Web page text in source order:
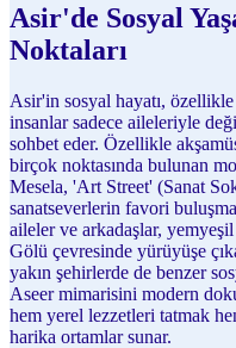
Asir'de Sosyal
Noktaları
Asir'in sosyal hayatı,
insanlar sadece aileleriyle
sohbet eder. Özellikle
birçok noktasında bulunan
Mesela, 'Art Street' (Sanat
sanatseverlerin favori
aileler ve arkadaşlar,
Gölü çevresinde yürüyüşe
yakın şehirlerde de benzer
Aseer mimarisini modern
hem yerel lezzetleri tatmak
harika ortamlar sunar.